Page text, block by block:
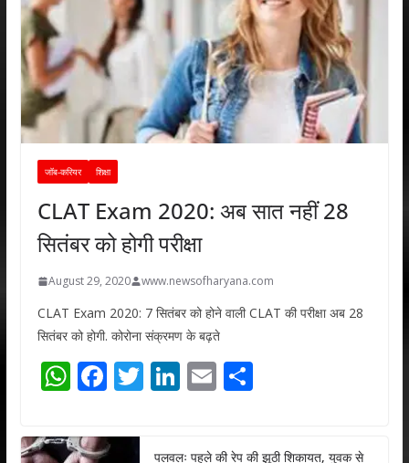
जॉब-करियर शिक्षा
CLAT Exam 2020: अब सात नहीं 28
सितंबर को होगी परीक्षा
August 29, 2020 www.newsofharyana.com
CLAT Exam 2020: 7 सितंबर को होने वाली CLAT की परीक्षा अब 28
सितंबर को होगी. कोरोना संक्रमण के बढ़ते
W
at
F
e
T Li E S
पलवलः पहले की रेप की झूठी शिकायत, युवक से